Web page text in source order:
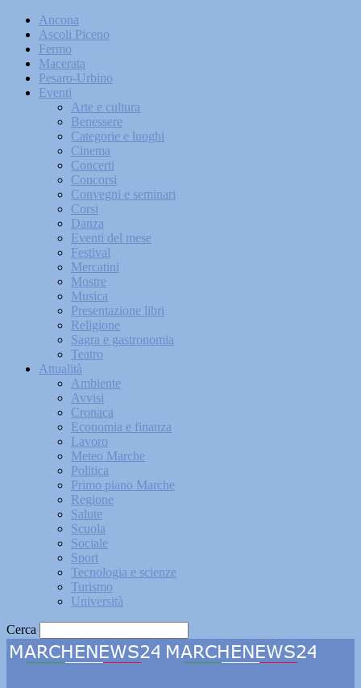
Ancona
Ascoli Piceno
Fermo
Macerata
Pesaro-Urbino
Eventi
Arte e cultura
Benessere
Categorie e luoghi
Cinema
Concerti
Concorsi
Convegni e seminari
Corsi
Danza
Eventi del mese
Festival
Mercatini
Mostre
Musica
Presentazione libri
Religione
Sagra e gastronomia
Teatro
Attualità
Ambiente
Avvisi
Cronaca
Economia e finanza
Lavoro
Meteo Marche
Politica
Primo piano Marche
Regione
Salute
Scuola
Sociale
Sport
Tecnologia e scienze
Turismo
Università
Cerca